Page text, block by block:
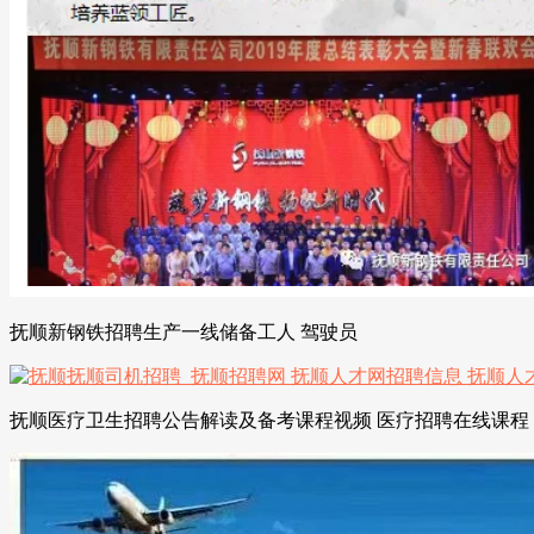
抚顺新钢铁招聘生产一线储备工人 驾驶员
抚顺医疗卫生招聘公告解读及备考课程视频 医疗招聘在线课程